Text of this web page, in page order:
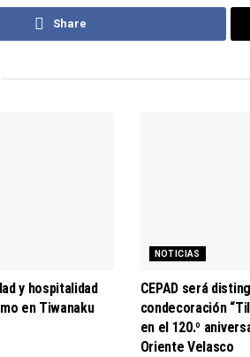
Share
y hospitalidad
en Tiwanaku
NOTICIAS
CEPAD será
condecoración
en el 120.º
Oriente Velasco